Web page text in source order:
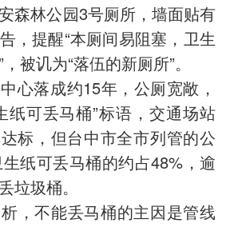
森林公园3号厕所，墙面贴有
，提醒“本厕间易阻塞，卫生
被讥为“落伍的新厕所”。
心落成约15年，公厕宽敞，
纸可丢马桶”标语，交通场站
标，但台中市全市列管的公
纸可丢马桶的约占48%，逾
垃圾桶。
，不能丢马桶的主因是管线